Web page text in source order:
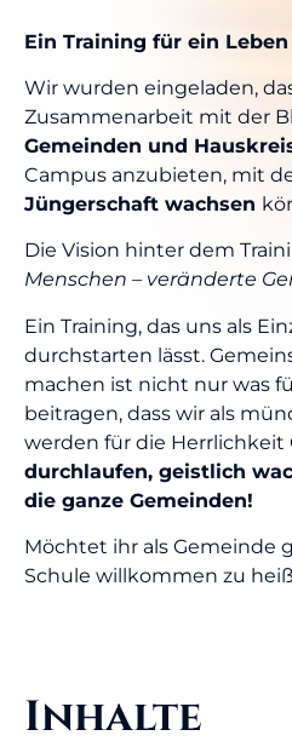
Ein Training für ein
Wir wurden eingeladen,
Zusammenarbeit mit der
Gemeinden und
Campus anzubieten, mit
Jüngerschaft wachsen
Die Vision hinter dem
Menschen – veränderte
Ein Training, das uns als
durchstarten lässt.
machen ist nicht nur was
beitragen, dass wir als
werden für die Herrlichkeit
durchlaufen, geistlich
die ganze Gemeinden!
Möchtet ihr als Gemeinde
Schule willkommen zu
Inhalte